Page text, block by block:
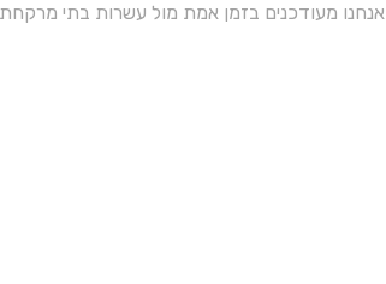
אנחנו מעודכנים בזמן אמת מול עשרות בתי